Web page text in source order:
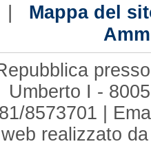
| Mappa del
Umberto I -
8573701 |
realizzato